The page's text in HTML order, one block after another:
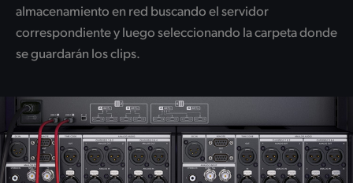
almacenamiento en red buscando el servidor
correspondiente y luego seleccionando la carpeta donde
se guardarán los clips.